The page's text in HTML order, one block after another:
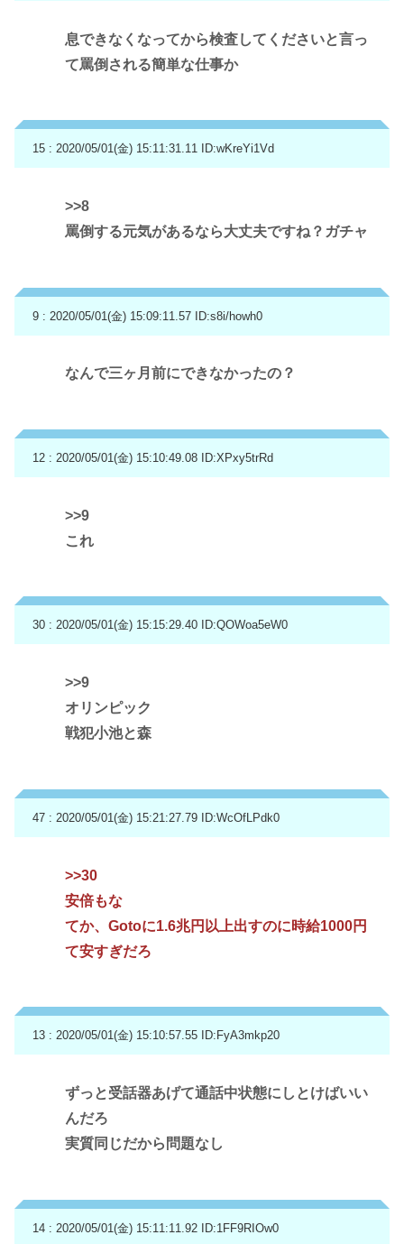
息できなくなってから検査してくださいと言っ
て罵倒される簡単な仕事か
15 : 2020/05/01(金) 15:11:31.11 ID:wKreYi1Vd
>>8
罵倒する元気があるなら大丈夫ですね？ガチャ
9 : 2020/05/01(金) 15:09:11.57 ID:s8i/howh0
なんで三ヶ月前にできなかったの？
12 : 2020/05/01(金) 15:10:49.08 ID:XPxy5trRd
>>9
これ
30 : 2020/05/01(金) 15:15:29.40 ID:QOWoa5eW0
>>9
オリンピック
戦犯小池と森
47 : 2020/05/01(金) 15:21:27.79 ID:WcOfLPdk0
>>30
安倍もな
てか、Gotoに1.6兆円以上出すのに時給1000円
て安すぎだろ
13 : 2020/05/01(金) 15:10:57.55 ID:FyA3mkp20
ずっと受話器あげて通話中状態にしとけばいい
んだろ
実質同じだから問題なし
14 : 2020/05/01(金) 15:11:11.92 ID:1FF9RIOw0